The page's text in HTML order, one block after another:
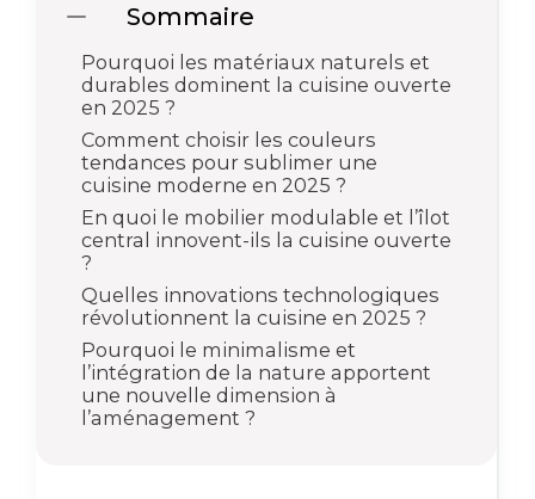
Sommaire
Pourquoi les matériaux naturels et
durables dominent la cuisine ouverte
en 2025 ?
Comment choisir les couleurs
tendances pour sublimer une
cuisine moderne en 2025 ?
En quoi le mobilier modulable et l’îlot
central innovent-ils la cuisine ouverte
?
Quelles innovations technologiques
révolutionnent la cuisine en 2025 ?
Pourquoi le minimalisme et
l’intégration de la nature apportent
une nouvelle dimension à
l’aménagement ?